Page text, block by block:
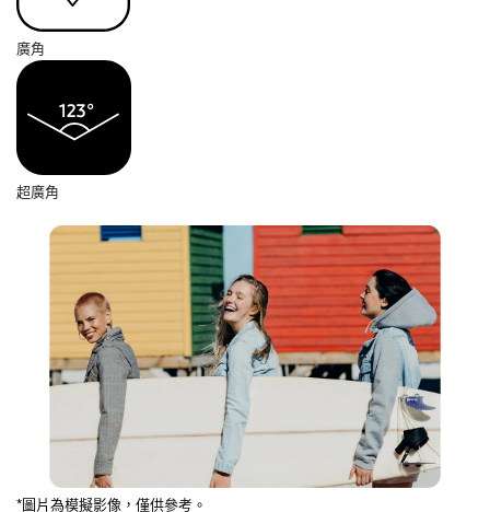
廣角
超廣角
*圖片為模擬影像，僅供參考。